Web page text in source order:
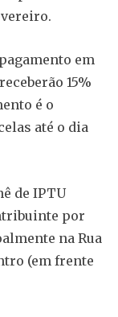
em
15%
é o
até o dia
de IPTU
por
na Rua
(em frente